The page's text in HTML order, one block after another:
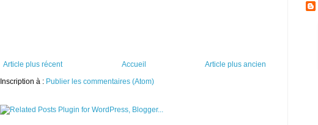
Article plus récent Article plus ancien
Accueil
Inscription à : Publier les commentaires (Atom)